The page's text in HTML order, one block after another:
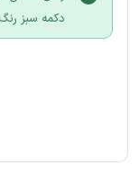
دکمه سبز